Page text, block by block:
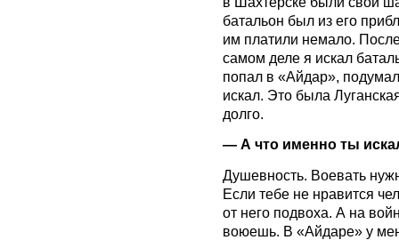
батальон был из его
им платили немало.
самом деле я искал
попал в «Айдар»,
искал. Это была
долго.
— А что именно ты
Душевность. Воевать
Если тебе не нравится
от него подвоха. А на
воюешь. В «Айдаре» у